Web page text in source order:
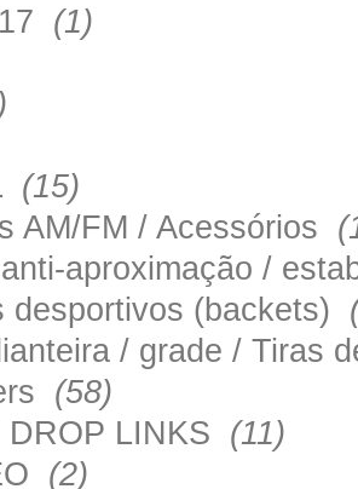
(1)
(15)
AM/FM / Acessórios
aproximação /
desportivos (backets)
/ grade / Tiras
(58)
LINKS (11)
(2)